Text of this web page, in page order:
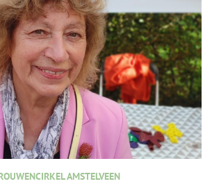
AMSTELVEEN